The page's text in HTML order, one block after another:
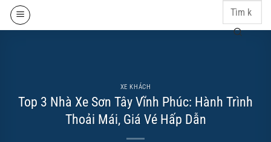
Skip
XE KHÁCH
Top 3 Nhà Xe Sơn Tây Vĩnh Phúc: Hành Trình
Thoải Mái, Giá Vé Hấp Dẫn